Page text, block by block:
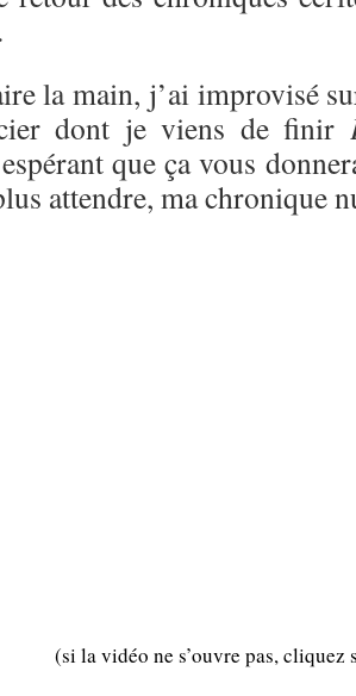
la main, j’ai improvisé
dont je viens de finir
que ça vous
attendre, ma chronique
(si la vidéo ne s’ouvre pas, cliquez